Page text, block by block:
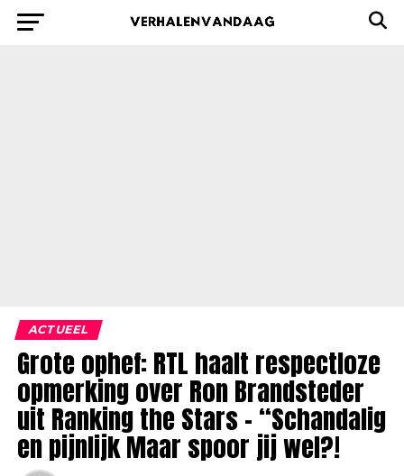
ACTUEEL
Grote ophef: RTL haalt respectloze
opmerking over Ron Brandsteder
uit Ranking the Stars – “Schandalig
en pijnlijk Maar spoor jij wel?!